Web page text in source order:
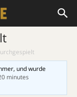
und wurde
minutes